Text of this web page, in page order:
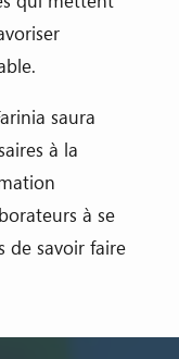
saura
à la
à se
de savoir faire